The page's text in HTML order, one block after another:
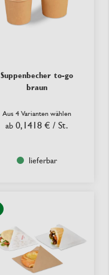
Suppenbecher to-go
braun
Aus 4 Varianten wählen
ab 0,1418 € / St.
lieferbar